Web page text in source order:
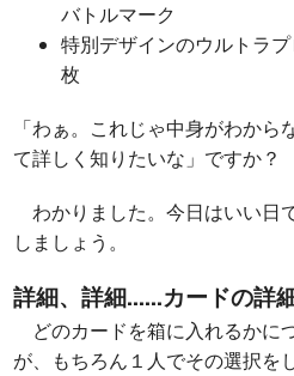
バトルマーク
特別デザインのウルトラ
枚
「わぁ。これじゃ中身がわか
て詳しく知りたいな」ですか？
わかりました。今日はいい日
しましょう。
詳細、詳細……カードの詳
どのカードを箱に入れるかに
が、もちろん１人でその選択を